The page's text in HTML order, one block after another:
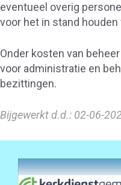
eventueel overig
voor het in stand
Onder kosten van
voor administratie en
bezittingen.
Bijgewerkt d.d.: 02-06-